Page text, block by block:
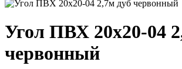
Угол ПВХ 20х20-04
червонный